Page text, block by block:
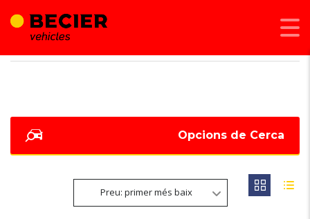
Opcions de Cerca
Preu: primer més baix